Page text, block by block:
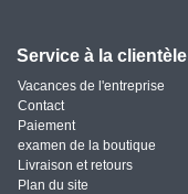
Service à la clientèle
Vacances de l'entreprise
Contact
Paiement
examen de la boutique
Livraison et retours
Plan du site